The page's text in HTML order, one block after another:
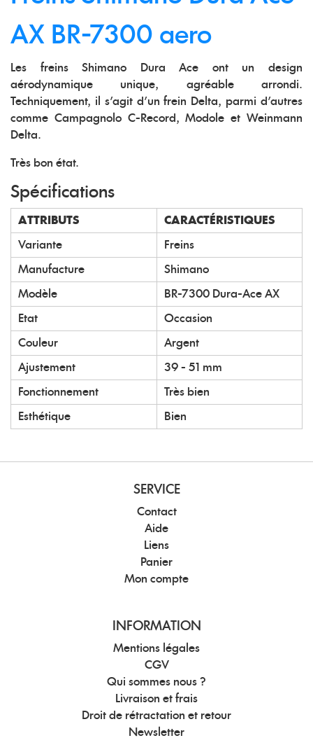
AX BR-7300 aero
Les freins Shimano Dura Ace ont un design
aérodynamique unique, agréable arrondi.
Techniquement, il s'agit d'un frein Delta, parmi d'autres
comme Campagnolo C-Record, Modole et Weinmann
Delta.
Très bon état.
Spécifications
ATTRIBUTS CARACTÉRISTIQUES
Variante Freins
Manufacture Shimano
Modèle BR-7300 Dura-Ace AX
Etat Occasion
Couleur Argent
Ajustement 39 - 51 mm
Fonctionnement Très bien
Esthétique Bien
SERVICE
Contact
Aide
Liens
Panier
Mon compte
INFORMATION
Mentions légales
CGV
Qui sommes nous ?
Livraison et frais
Droit de rétractation et retour
Newsletter